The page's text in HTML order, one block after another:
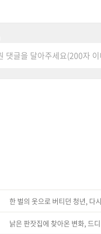
한 벌의 옷으로 버티던 청년, 다
낡은 판잣집에 찾아온 변화, 드